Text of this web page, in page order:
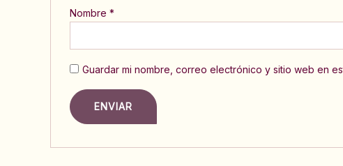
Nombre *
Guardar mi nombre, correo electrónico y sitio web en